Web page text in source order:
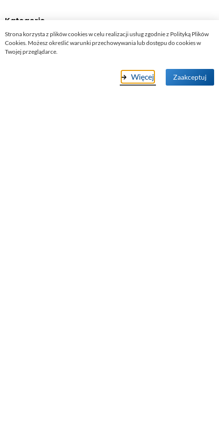
Kategorie
Fotowoltaika sieciowa On-Grid
Fotowoltaika autonomiczna Off-Grid
Systemy Fotowoltaiczne hybrydowe
Strona korzysta z plików cookies w celu realizacji usług zgodnie z Polityką Plików
Cookies. Możesz określić warunki przechowywania lub dostępu do cookies w
Twojej przeglądarce.
Więcej Zaakceptuj